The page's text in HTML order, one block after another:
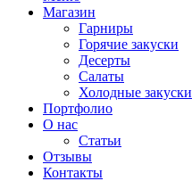
Магазин
Гарниры
Горячие закуски
Десерты
Салаты
Холодные закуски
Портфолио
О нас
Статьи
Отзывы
Контакты